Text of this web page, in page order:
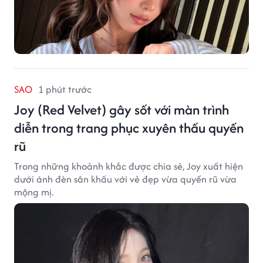
SAO 1 phút trước
Joy (Red Velvet) gây sốt với màn trình
diễn trong trang phục xuyên thấu quyến
rũ
Trong những khoảnh khắc được chia sẻ, Joy xuất hiện
dưới ánh đèn sân khấu với vẻ đẹp vừa quyến rũ vừa
mộng mị.